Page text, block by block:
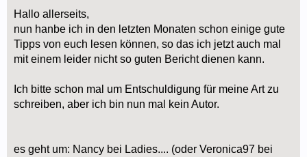
Hallo allerseits,
nun hanbe ich in den letzten Monaten schon einige gute
Tipps von euch lesen können, so das ich jetzt auch mal
mit einem leider nicht so guten Bericht dienen kann.
Ich bitte schon mal um Entschuldigung für meine Art zu
schreiben, aber ich bin nun mal kein Autor.
es geht um: Nancy bei Ladies.... (oder Veronica97 bei